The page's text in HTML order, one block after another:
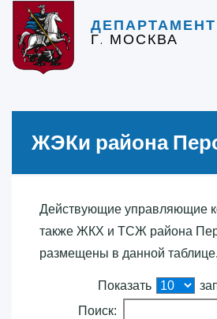
Г. МОСКВА
ЖЭКи района
Действующие управляющие
также ЖКХ и ТСЖ района
размещены в данной таблице.
Показать
Поиск: